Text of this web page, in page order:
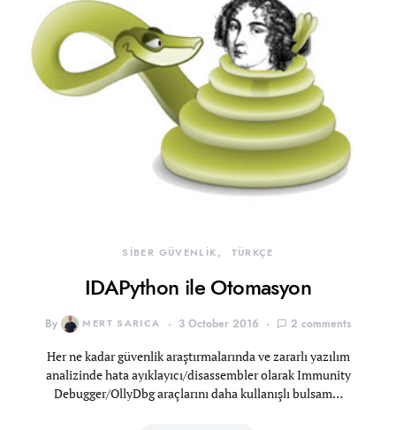
SİBER GÜVENLİK TÜRKÇE
IDAPython ile Otomasyon
By MERT SARICA 3 October 2016 2 comments
Her ne kadar güvenlik araştırmalarında ve zararlı yazılım
analizinde hata ayıklayıcı/disassembler olarak Immunity
Debugger/OllyDbg araçlarını daha kullanışlı bulsam…